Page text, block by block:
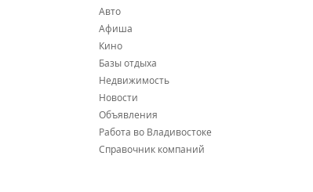
Авто
Афиша
Кино
Базы отдыха
Недвижимость
Новости
Объявления
Работа во Владивостоке
Справочник компаний